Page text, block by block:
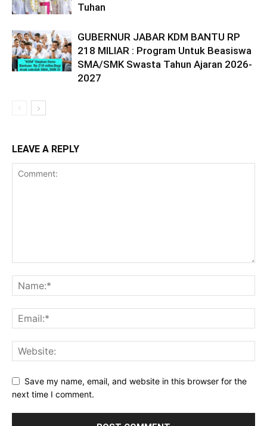
Tuhan
GUBERNUR JABAR KDM BANTU RP
218 MILIAR : Program Untuk Beasiswa
SMA/SMK Swasta Tahun Ajaran 2026-
2027
LEAVE A REPLY
Save my name, email, and website in this browser for the
next time I comment.